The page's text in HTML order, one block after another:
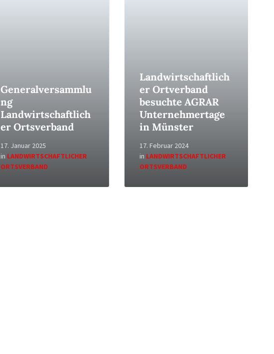
Generalversammlu
ng
Landwirtschaftlich
er Ortsverband
17. Januar 2025
in LANDWIRTSCHAFTLICHER
ORTSVERBAND
Landwirtschaftlich
er Ortverband
besuchte AGRAR
Unternehmertage
in Münster
17. Februar 2024
in LANDWIRTSCHAFTLICHER
ORTSVERBAND